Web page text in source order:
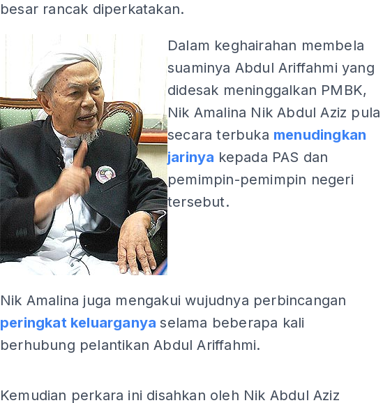
besar rancak diperkatakan.
Dalam keghairahan membela
suaminya Abdul Ariffahmi yang
didesak meninggalkan PMBK,
Nik Amalina Nik Abdul Aziz pula
secara terbuka menudingkan
jarinya kepada PAS dan
pemimpin-pemimpin negeri
tersebut.
Nik Amalina juga mengakui wujudnya perbincangan
peringkat keluarganyaselama beberapa kali
berhubung pelantikan Abdul Ariffahmi.
Kemudian perkara ini disahkan oleh Nik Abdul Aziz